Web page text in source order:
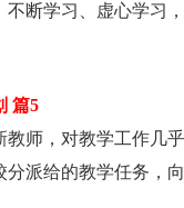
不断学习、虚心学习
篇5
教师，对教学工作几
分派给的教学任务，